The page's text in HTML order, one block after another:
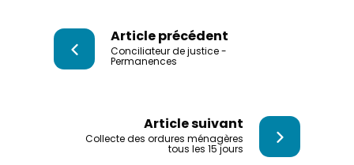
Article précédent
Conciliateur de justice -
Permanences
Article suivant
Collecte des ordures ménagères
tous les 15 jours